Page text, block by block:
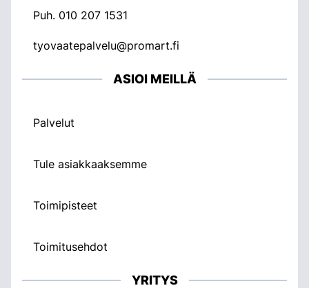
Puh. 010 207 1531
tyovaatepalvelu@promart.fi
ASIOI MEILLÄ
Palvelut
Tule asiakkaaksemme
Toimipisteet
Toimitusehdot
YRITYS